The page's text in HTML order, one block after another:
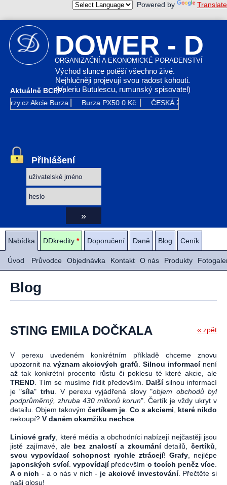
Powered by Translate
DOWER - D
ORGANIZAČNÍ A EKONOMICKÉ PORADENSTVÍ
Východ slunce potěší všechno živé.
Nejhlučněji projevují svou radost kohouti.
(Valeriu Butulescu, rumunský spisovatel)
Aktuálně BCPP:
Akcie Burza Burza PX50 0 Kč ČESKÁ ZBROJOVKA
Přihlášení
Nabídka DDkredity * Doporučení Daně Blog Ceník
Úvod Průvodce Objednávka Kontakt O nás Produkty
Blog
STING EMILA DOČKALA « zpět
V perexu uvedeném konkrétním příkladě chceme znovu
upozornit na význam akciových grafů Silnou informacínení
až tak konkrétní procento růstu či poklesu té které akcie, ale
TREND . Tím se musíme řídit především. Další silnou informací
je "síla" trhu . V perexu vyjádřená slovy "objem obchodů byl
podprůměrný, zhruba 430 milionů korun". Čertík je vždy ukryt v
detailu. Objem takovýmčertíkem je Co s akciemi
které nikdo
nekoupí? V daném okamžiku nechce
Liniové grafy , které média a obchodníci nabízejí nejčastěji jsou
jistě zajímavé, ale bez znalostí a zkoumánídetailů, čertíků
svou vypovídací schopnost rychle ztrácejí! Grafy, nejlépe
japonských svící.vypovídají především o tocích peněz více.
A o nich - a o nás v nich - je akciové investování. Přečtěte si
naši glosu!